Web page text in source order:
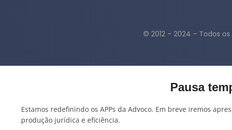
© 2012 – 2024 – Todos
Pausa
Estamos redefinindo os APPs da Advoco. Em breve iremos
produção jurídica e eficiência.